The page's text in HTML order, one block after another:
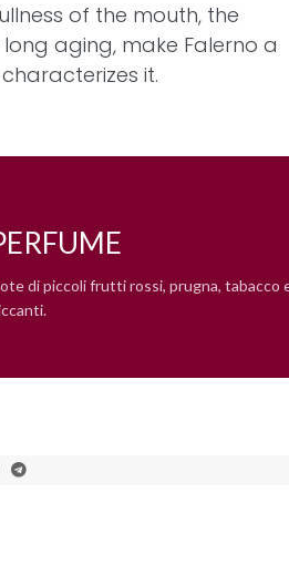
of the mouth, the
aging, make Falerno a
it.
di piccoli frutti rossi, prugna, tabacco